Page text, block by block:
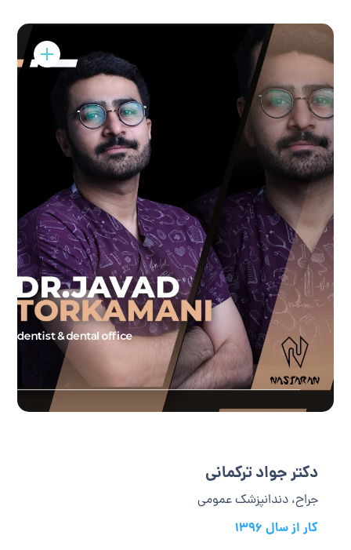
دکتر جواد ترکمانی
جراح، دندانپزشک عمومی
کار از سال 1396